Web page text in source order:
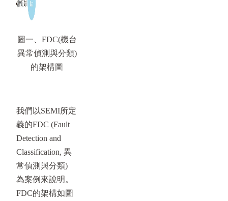
圖一、FDC(機台
異常偵測與分類)
的架構圖
我們以SEMI所定
義的FDC (Fault
Detection and
Classification, 異
常偵測與分類)
為案例來說明。
FDC的架構如圖